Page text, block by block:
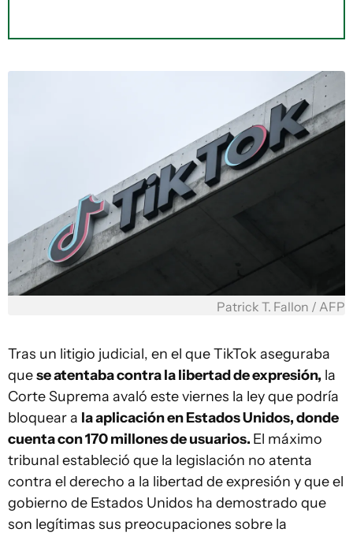
Patrick T. Fallon / AFP
Tras un litigio judicial, en el que TikTok aseguraba
quese atentaba contra la libertad de expresión, la
Corte Suprema avaló este viernes la ley que podría
bloquear a la aplicación en Estados Unidos, donde
cuenta con 170 millones de usuarios. El máximo
tribunal estableció que la legislación no atenta
contra el derecho a la libertad de expresión y que el
gobierno de Estados Unidos ha demostrado que
son legítimas sus preocupaciones sobre la